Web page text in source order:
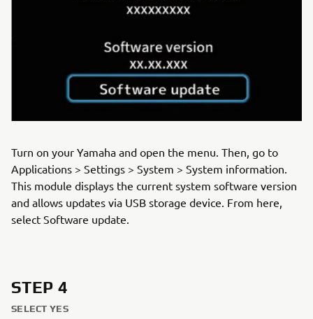
Turn on your Yamaha and open the menu. Then, go to
Applications > Settings > System > System information.
This module displays the current system software version
and allows updates via USB storage device. From here,
select Software update.
STEP 4
SELECT YES